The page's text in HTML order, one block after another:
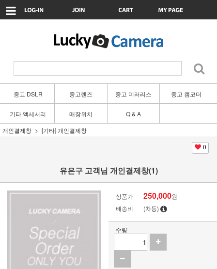
중고 DSLR 중고렌즈 중고 미러리스 중고 캠코더
기타 액세서리 매장위치
Q & A
개인결제창
[기타] 개인결제창
0
유은구 고객님 개인결제창(1)
상품가 250,000원
배송비
(차등)
수량